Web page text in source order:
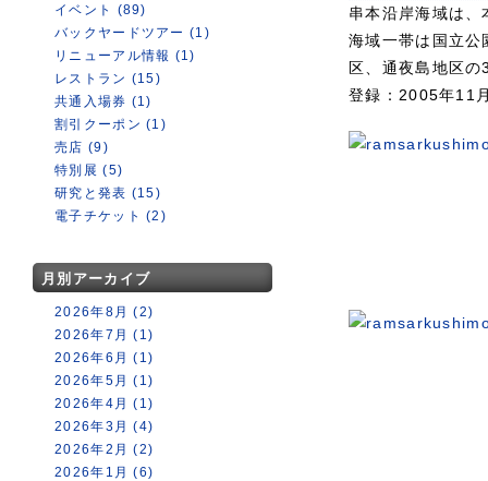
イベント (89)
バックヤードツアー (1)
リニューアル情報 (1)
レストラン (15)
共通入場券 (1)
割引クーポン (1)
売店 (9)
特別展 (5)
研究と発表 (15)
電子チケット (2)
月別アーカイブ
2026年8月 (2)
2026年7月 (1)
2026年6月 (1)
2026年5月 (1)
2026年4月 (1)
2026年3月 (4)
2026年2月 (2)
2026年1月 (6)
串本沿岸海域は
海域一帯は国立公
区、通夜島地区の
登録：2005年11